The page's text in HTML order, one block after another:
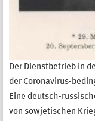
Der Dienstbetrieb in
der Coronavirus-
Eine deutsch-
von sowjetischen